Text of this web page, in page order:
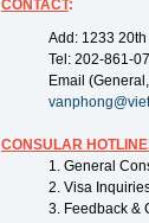
CONTACT:
Add: 1233
Tel: 202-861-
Email
CONSULAR
1. General
2. Visa
3. Feedback &